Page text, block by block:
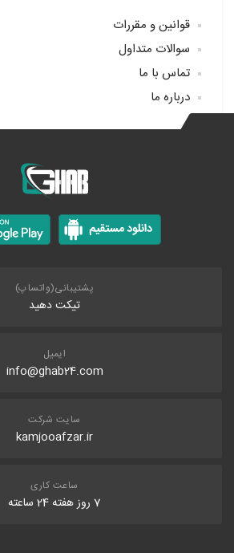
قوانین و مقررات
سوالات متداول
تماس با ما
درباره ما
پشتیبانی(واتساپ)
تیکت دهید
ایمیل
info@ghab24.com
سایت شرکت
kamjooafzar.ir
ساعت کاری
7 روز هفته 24 ساعته